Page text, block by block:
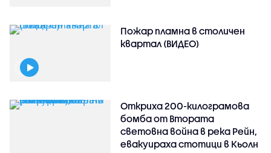
Пожар пламна в столичен
квартал (ВИДЕО)
Откриха 200-килограмова
бомба от Втората
световна война в река Рейн,
евакуираха стотици в Кьолн